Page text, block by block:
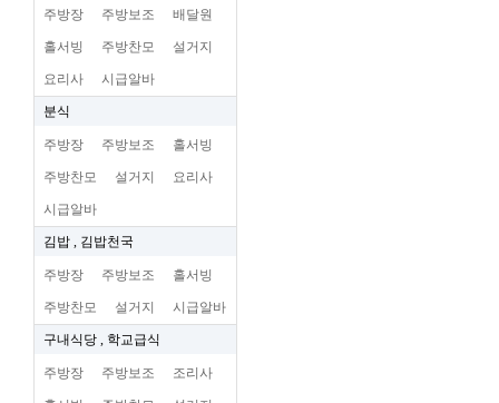
주방장 주방보조 배달원
홀서빙 주방찬모 설거지
요리사 시급알바
분식
주방장 주방보조 홀서빙
주방찬모 설거지 요리사
시급알바
김밥 , 김밥천국
주방장 주방보조 홀서빙
주방찬모 설거지 시급알바
구내식당 , 학교급식
주방장 주방보조 조리사